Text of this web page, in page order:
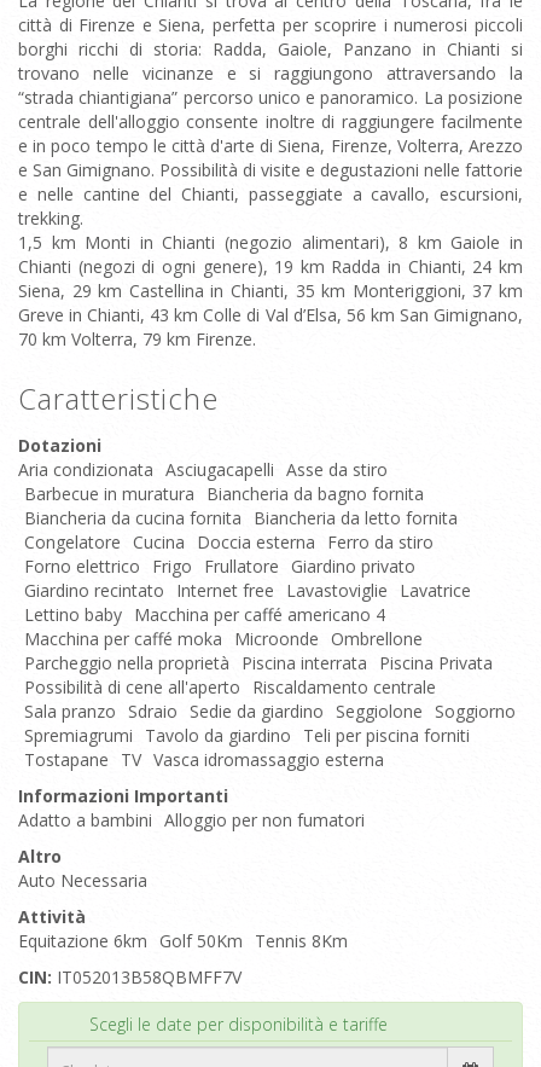
città di Firenze e Siena, perfetta per scoprire i numerosi piccoli
borghi ricchi di storia: Radda, Gaiole, Panzano in Chianti si
trovano nelle vicinanze e si raggiungono attraversando la
“strada chiantigiana” percorso unico e panoramico. La posizione
centrale dell'alloggio consente inoltre di raggiungere facilmente
e in poco tempo le città d'arte di Siena, Firenze, Volterra, Arezzo
e San Gimignano. Possibilità di visite e degustazioni nelle fattorie
e nelle cantine del Chianti, passeggiate a cavallo, escursioni,
trekking.
1,5 km Monti in Chianti (negozio alimentari), 8 km Gaiole in
Chianti (negozi di ogni genere), 19 km Radda in Chianti, 24 km
Siena, 29 km Castellina in Chianti, 35 km Monteriggioni, 37 km
Greve in Chianti, 43 km Colle di Val d’Elsa, 56 km San Gimignano,
70 km Volterra, 79 km Firenze.
Caratteristiche
Dotazioni
Aria condizionata Asciugacapelli Asse da stiro
Barbecue in muratura
Biancheria da bagno fornita
Biancheria da cucina fornita
Biancheria da letto fornita
Congelatore Cucina Doccia esterna
Ferro da stiro
Forno elettrico
Frigo Frullatore
Giardino privato
Giardino recintato
Internet free Lavastoviglie
Lavatrice
Lettino baby Macchina per caffé americano 4
Macchina per caffé moka
Microonde
Ombrellone
Parcheggio nella proprietà
Piscina interrata
Piscina Privata
Possibilità di cene all'aperto
Riscaldamento centrale
Sala pranzo
Sdraio Sedie da giardino Seggiolone Soggiorno
Spremiagrumi
Tavolo da giardino
Teli per piscina forniti
Tostapane
TV Vasca idromassaggio esterna
Informazioni Importanti
Adatto a bambini Alloggio per non fumatori
Altro
Auto Necessaria
Attività
Equitazione 6km
Golf 50Km
Tennis 8Km
CIN: IT052013B58QBMFF7V
Scegli le date per disponibilità e tariffe